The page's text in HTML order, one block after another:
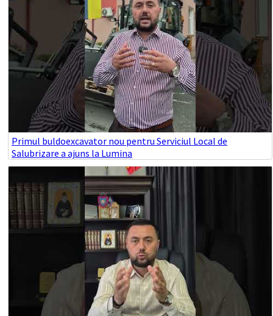
Primul buldoexcavator nou pentru Serviciul Local de
Salubrizare a ajuns la Lumina